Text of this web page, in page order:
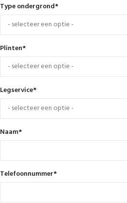
Type ondergrond*
Plinten*
Legservice*
Naam*
Telefoonnummer*